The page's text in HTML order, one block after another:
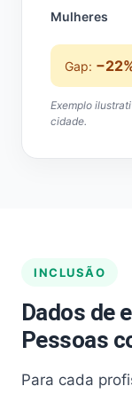
Mulheres
Gap:
Exemplo
cidade.
INCLUSÃO
Dados de
Pessoas
Para cada